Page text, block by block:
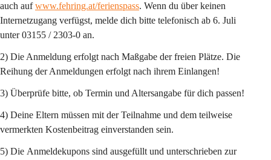
auch auf www.fehring.at/ferienspass. Wenn du über keinen
Internetzugang verfügst, melde dich bitte telefonisch ab 6. Juli
unter 03155 / 2303-0 an.
2) Die Anmeldung erfolgt nach Maßgabe der freien Plätze. Die
Reihung der Anmeldungen erfolgt nach ihrem Einlangen!
3) Überprüfe bitte, ob Termin und Altersangabe für dich passen!
4) Deine Eltern müssen mit der Teilnahme und dem teilweise
vermerkten Kostenbeitrag einverstanden sein.
5) Die Anmeldekupons sind ausgefüllt und unterschrieben zur